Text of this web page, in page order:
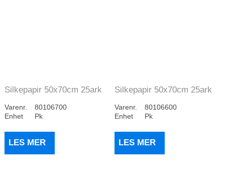
Silkepapir 50x70cm 25ark
Varenr.
80106700
Enhet
Pk
LES MER
Silkepapir 50x70cm 25ark
Varenr.
80106600
Enhet
Pk
LES MER